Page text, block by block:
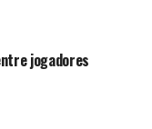
jogadores